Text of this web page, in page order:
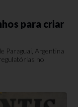
para criar
Paraguai, Argentina
no